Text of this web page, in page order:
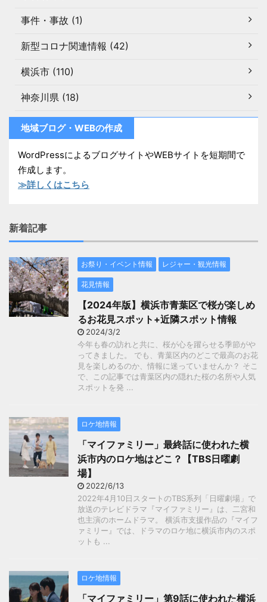
事件・事故 (1)
新型コロナ関連情報 (42)
横浜市 (110)
神奈川県 (18)
地域ブログ・WEBの作成
WordPressによるブログサイトやWEBサイトを短期間で
作成します。
≫詳しくはこちら
新着記事
お祭り・イベント情報 レジャー・観光情報
花見情報
【2024年版】横浜市青葉区で桜が楽しめ
るお花見スポット+近隣スポット情報
2024/3/2
今年も春の訪れと共に、桜が心を躍らせる季節がや
ってきました。 でも、青葉区内のどこで最高のお花
見を楽しめるのか、情報に迷っていませんか？ そこ
で、この記事では青葉区内の隠れた桜の名所や人気
スポットを発 ...
ロケ地情報
「マイファミリー」最終話に使われた横
浜市内のロケ地はどこ？【TBS日曜劇
場】
2022/6/13
2022年4月10日スタートのTBS系列「日曜劇場」で
放送のテレビドラマ『マイファミリー』は、二宮和
也主演のホームドラマ。 横浜市支援作品の『マイフ
ァミリー』では、ドラマのロケ地に横浜市内のスポ
ットも ...
ロケ地情報
「マイファミリー」第9話に使われた横浜